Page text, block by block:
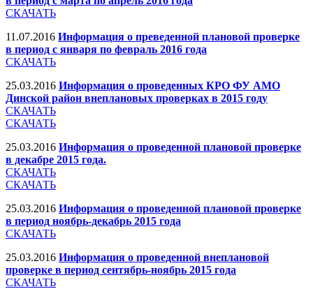
СКАЧАТЬ
11.07.2016 Информация о преведенной плановой проверке
в период с января по февраль 2016 года
СКАЧАТЬ
25.03.2016 Информация о проведенных КРО ФУ АМО
Динской район внеплановых проверках в 2015 году
СКАЧАТЬ
СКАЧАТЬ
25.03.2016 Информация о проведенной плановой проверке
в декабре 2015 года.
СКАЧАТЬ
СКАЧАТЬ
25.03.2016 Информация о проведенной плановой проверке
в период ноябрь-декабрь 2015 года
СКАЧАТЬ
25.03.2016 Информация о проведенной внеплановой
проверке в период сентябрь-ноябрь 2015 года
СКАЧАТЬ